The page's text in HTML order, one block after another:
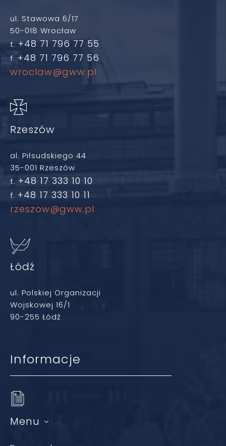
ul. Stawowa 6/17
50-018 Wrocław
t. +48 71 796 77 55
f. +48 71 796 77 56
wroclaw@gww.pl
Rzeszów
al. Piłsudskiego 44
35-001 Rzeszów
t. +48 17 333 10 10
f. +48 17 333 10 11
rzeszow@gww.pl
Łódź
ul. Polskiej Organizacji
Wojskowej 16/1
90-255 Łódź
Informacje
Menu